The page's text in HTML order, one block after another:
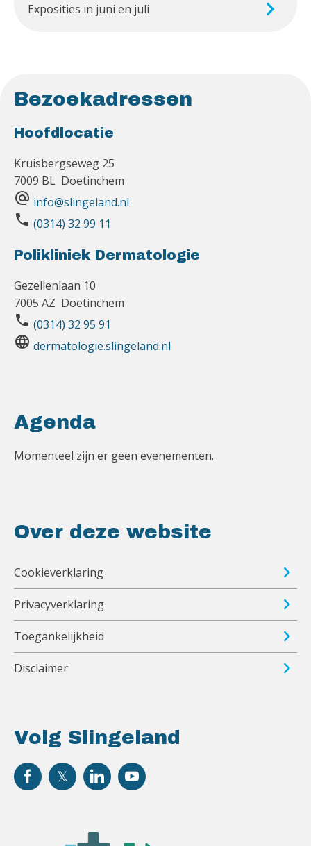
Exposities in juni en juli
Bezoekadressen
Hoofdlocatie
Kruisbergseweg 25
7009 BL Doetinchem
alternate_email info@slingeland.nl
phone (0314) 32 99 11
Polikliniek Dermatologie
Gezellenlaan 10
7005 AZ Doetinchem
phone (0314) 32 95 91
language dermatologie.slingeland.nl
Volg Slingeland
Agenda
Momenteel zijn er geen evenementen.
Over deze website
Cookieverklaring
Privacyverklaring
Toegankelijkheid
Disclaimer